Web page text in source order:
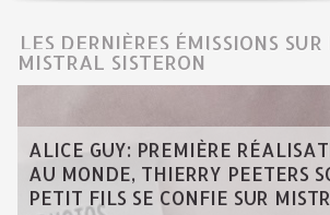
LES DERNIÈRES ÉMISSIONS SUR
MISTRAL SISTERON
ALICE GUY: PREMIÈRE
AU MONDE, THIERRY PEETERS
PETIT FILS SE CONFIE SUR